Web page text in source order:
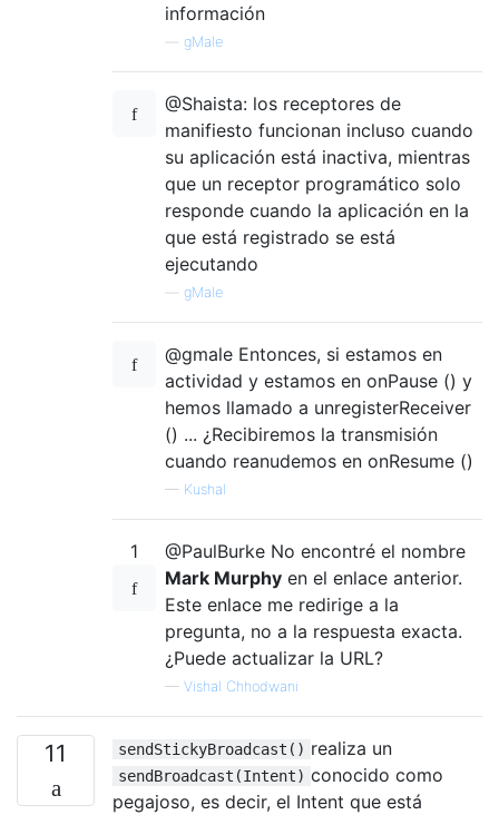
información
gMale
@Shaista: los receptores de
manifiesto funcionan incluso cuando
su aplicación está inactiva, mientras
que un receptor programático solo
responde cuando la aplicación en la
que está registrado se está
ejecutando
gMale
@gmale Entonces, si estamos en
actividad y estamos en onPause () y
hemos llamado a unregisterReceiver
() ... ¿Recibiremos la transmisión
cuando reanudemos en onResume ()
— Kushal
1
@PaulBurke No encontré el nombre
Mark Murphy en el enlace anterior.
Este enlace me redirige a la
pregunta, no a la respuesta exacta.
¿Puede actualizar la URL?
— Vishal Chhodwani
11 sendStickyBroadcast() realiza un
sendBroadcast(Intent) conocido como
pegajoso, es decir, el Intent que está